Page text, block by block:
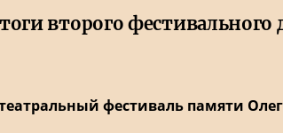
второго фестивального
фестиваль памяти